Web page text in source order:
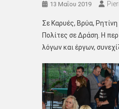
13 Μαΐου 2019
Σε Καρυές, Βρύα,
Πολίτες σε Δράση. Η
λόγων και έργων,